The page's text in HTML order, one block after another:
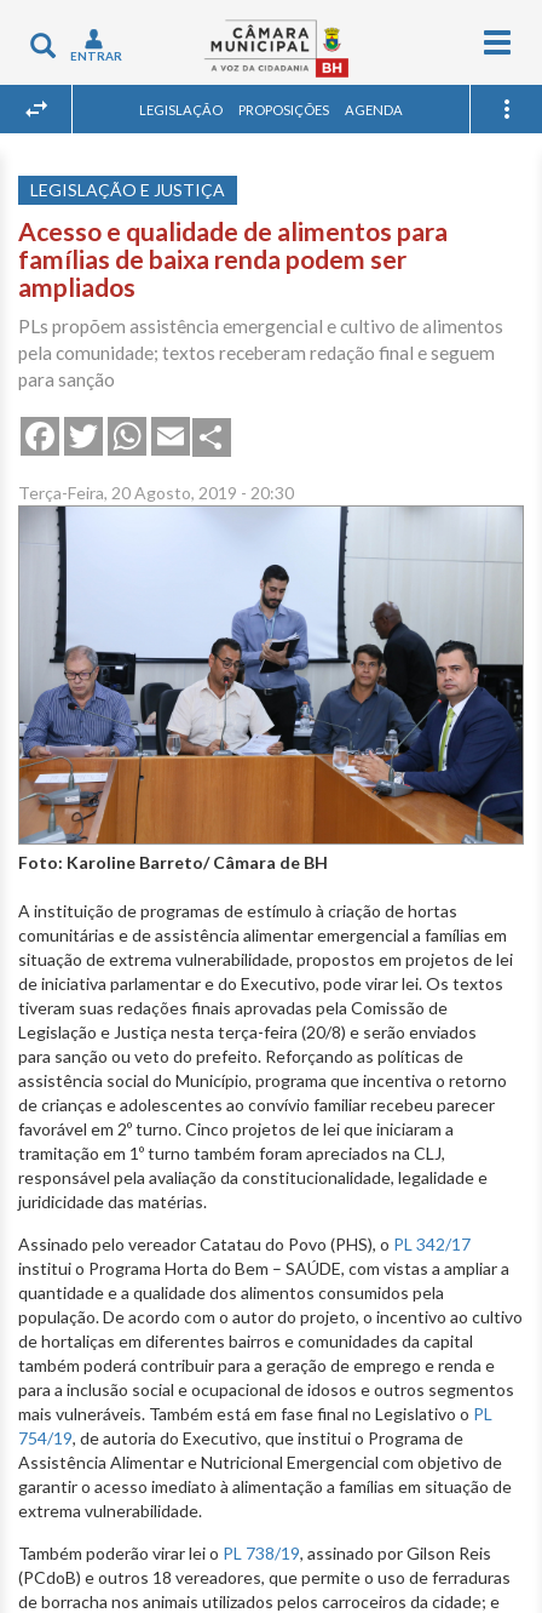
Toggle
navigation
ENTRAR
LEGISLAÇÃO PROPOSIÇÕES AGENDA
LEGISLAÇÃO E JUSTIÇA
Acesso e qualidade de alimentos para
famílias de baixa renda podem ser
ampliados
PLs propõem assistência emergencial e cultivo de alimentos
pela comunidade; textos receberam redação final e seguem
para sanção
FacebookTwitterWhatsApp
Email
Terça-Feira, 20 Agosto, 2019 - 20:30
Foto: Karoline Barreto/ Câmara de BH
A instituição de programas de estímulo à criação de hortas
comunitárias e de assistência alimentar emergencial a famílias em
situação de extrema vulnerabilidade, propostos em projetos de lei
de iniciativa parlamentar e do Executivo, pode virar lei. Os textos
tiveram suas redações finais aprovadas pela Comissão de
Legislação e Justiça nesta terça-feira (20/8) e serão enviados
para sanção ou veto do prefeito. Reforçando as políticas de
assistência social do Município, programa que incentiva o retorno
de crianças e adolescentes ao convívio familiar recebeu parecer
favorável em 2º turno. Cinco projetos de lei que iniciaram a
tramitação em 1º turno também foram apreciados na CLJ,
responsável pela avaliação da constitucionalidade, legalidade e
juridicidade das matérias.
Assinado pelo vereador Catatau do Povo (PHS), o PL 342/17
institui o Programa Horta do Bem – SAÚDE, com vistas a ampliar a
quantidade e a qualidade dos alimentos consumidos pela
população. De acordo com o autor do projeto, o incentivo ao cultivo
de hortaliças em diferentes bairros e comunidades da capital
também poderá contribuir para a geração de emprego e renda e
para a inclusão social e ocupacional de idosos e outros segmentos
mais vulneráveis. Também está em fase final no Legislativo o PL
754/19, de autoria do Executivo, que institui o Programa de
Assistência Alimentar e Nutricional Emergencial com objetivo de
garantir o acesso imediato à alimentação a famílias em situação de
extrema vulnerabilidade.
Também poderão virar lei o PL 738/19, assinado por Gilson Reis
(PCdoB) e outros 18 vereadores, que permite o uso de ferraduras
de borracha nos animais utilizados pelos carroceiros da cidade; e